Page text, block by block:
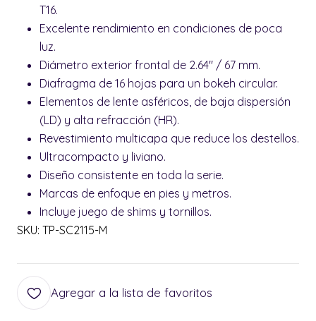
T16.
Excelente rendimiento en condiciones de poca
luz.
Diámetro exterior frontal de 2.64" / 67 mm.
Diafragma de 16 hojas para un bokeh circular.
Elementos de lente asféricos, de baja dispersión
(LD) y alta refracción (HR).
Revestimiento multicapa que reduce los destellos.
Ultracompacto y liviano.
Diseño consistente en toda la serie.
Marcas de enfoque en pies y metros.
Incluye juego de shims y tornillos.
SKU: TP-SC2115-M
Agregar a la lista de favoritos